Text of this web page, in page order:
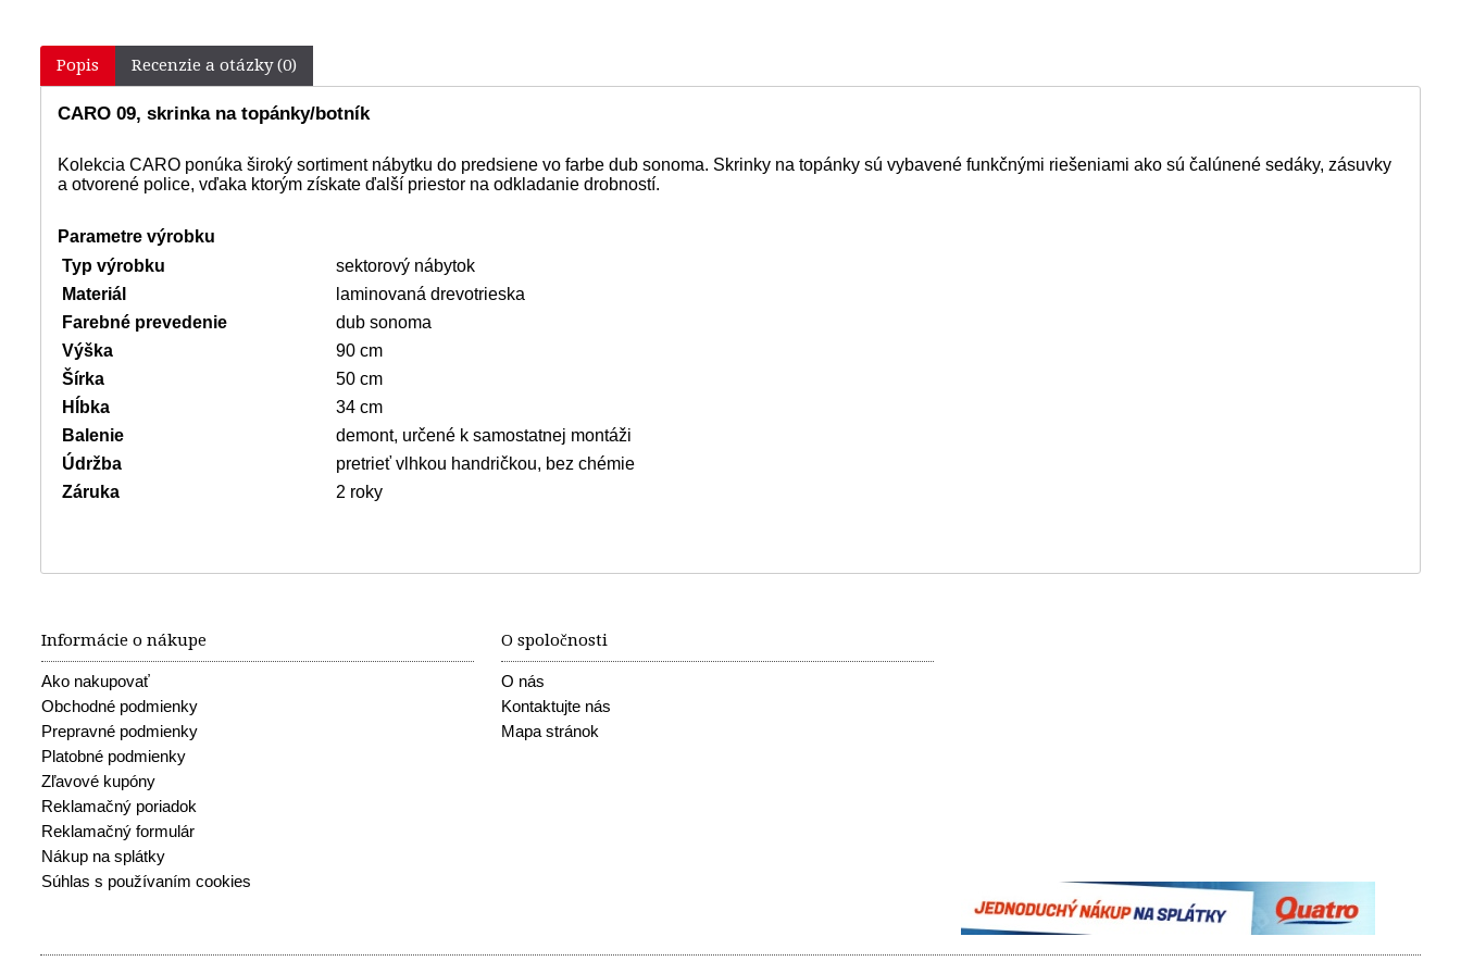
Popis Recenzie a otázky (0)
CARO 09, skrinka na topánky/botník
Kolekcia CARO ponúka široký sortiment nábytku do predsiene vo farbe dub sonoma. Skrinky na topánky sú vybavené funkčnými riešeniami ako sú čalúnené sedáky, zásuvky
a otvorené police, vďaka ktorým získate ďalší priestor na odkladanie drobností.
Parametre výrobku
Typ výrobku
sektorový nábytok
Materiál
laminovaná drevotrieska
Farebné prevedenie
dub sonoma
Výška
90 cm
Šírka
50 cm
Hĺbka
34 cm
Balenie
demont, určené k samostatnej montáži
Údržba
pretrieť vlhkou handričkou, bez chémie
Záruka
2 roky
Informácie o nákupe
Ako nakupovať
Obchodné podmienky
Prepravné podmienky
Platobné podmienky
Zľavové kupóny
Reklamačný poriadok
Reklamačný formulár
Nákup na splátky
Súhlas s používaním cookies
O spoločnosti
O nás
Kontaktujte nás
Mapa stránok